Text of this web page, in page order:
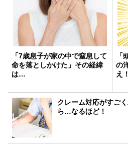
「7歳息子が家の中で窒息して
命を落としかけた」その経緯
は…
「
の
え！
クレーム対応がすご
ら…なるほど！